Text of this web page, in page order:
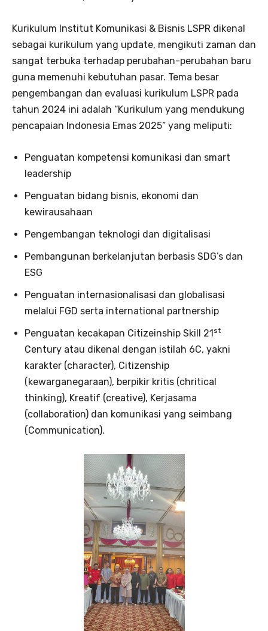
Kurikulum Institut Komunikasi & Bisnis LSPR dikenal
sebagai kurikulum yang update, mengikuti zaman dan
sangat terbuka terhadap perubahan-perubahan baru
guna memenuhi kebutuhan pasar. Tema besar
pengembangan dan evaluasi kurikulum LSPR pada
tahun 2024 ini adalah “Kurikulum yang mendukung
pencapaian Indonesia Emas 2025” yang meliputi:
Penguatan kompetensi komunikasi dan smart
leadership
Penguatan bidang bisnis, ekonomi dan
kewirausahaan
Pengembangan teknologi dan digitalisasi
Pembangunan berkelanjutan berbasis SDG’s dan
ESG
Penguatan internasionalisasi dan globalisasi
melalui FGD serta international partnership
Penguatan kecakapan Citizeinship Skill 21st
Century atau dikenal dengan istilah 6C, yakni
karakter (character), Citizenship
(kewarganegaraan), berpikir kritis (chritical
thinking), Kreatif (creative), Kerjasama
(collaboration) dan komunikasi yang seimbang
(Communication).